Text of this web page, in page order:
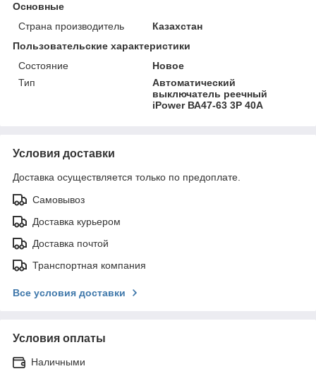
Основные
Страна производитель
Казахстан
Пользовательские характеристики
Состояние
Новое
Тип
Автоматический
выключатель реечный
iPower ВА47-63 3Р 40А
Условия доставки
Доставка осуществляется только по предоплате.
Самовывоз
Доставка курьером
Доставка почтой
Транспортная компания
Все условия доставки
Условия оплаты
Наличными